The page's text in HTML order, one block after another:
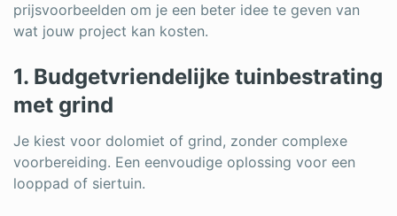
prijsvoorbeelden om je een beter idee te geven van
wat jouw project kan kosten.
1. Budgetvriendelijke tuinbestrating
met grind
Je kiest voor dolomiet of grind, zonder complexe
voorbereiding. Een eenvoudige oplossing voor een
looppad of siertuin.